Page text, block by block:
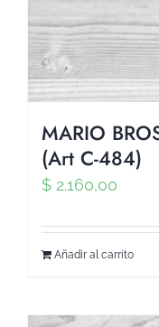
MARIO
(Art C-484)
$ 2.160,00
Añadir al carrito